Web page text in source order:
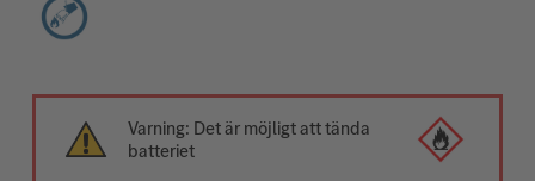
Varning: Det är möjligt att tända
batteriet